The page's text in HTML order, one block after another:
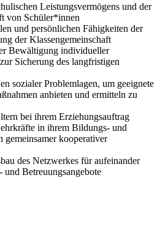
Leistungsvermögens und der
von Schüler*innen
und persönlichen Fähigkeiten der
der Klassengemeinschaft
Bewältigung individueller
Sicherung des langfristigen
sozialer Problemlagen, um geeignete
anbieten und ermitteln zu
bei ihrem Erziehungsauftrag
in ihrem Bildungs- und
gemeinsamer kooperativer
des Netzwerkes für aufeinander
und Betreuungsangebote